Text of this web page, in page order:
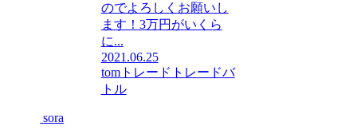
のでよろしくお願いし
ます！3万円がいくら
に...
2021.06.25
tomトレード トレードバ
トル
sora